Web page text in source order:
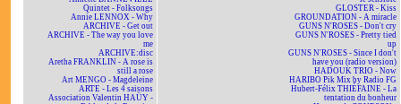
Quintet - Folksongs
Annie LENNOX - Why
ARCHIVE - Get out
ARCHIVE - The way you love
me
ARCHIVE:disc
Aretha FRANKLIN - A rose is
still a rose
Art MENGO - Magdeleine
ARTE - Les 4 saisons
Association Valentin HAÜY -
GLOSTER - Kiss
GROUNDATION - A miracle
GUNS N'ROSES - Don't cry
GUNS N'ROSES - Pretty tied
up
GUNS N'ROSES - Since I don't
have you (radio version)
HADOUK TRIO - Now
HARIBO Pik Mix by Radio FG
Hubert-Félix THIÉFAINE - La
tentation du bonheur